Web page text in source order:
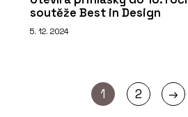
soutěže Best in Design
5. 12. 2024
1 2 →